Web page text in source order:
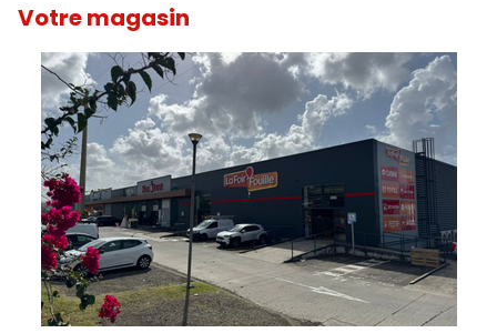
Votre magasin